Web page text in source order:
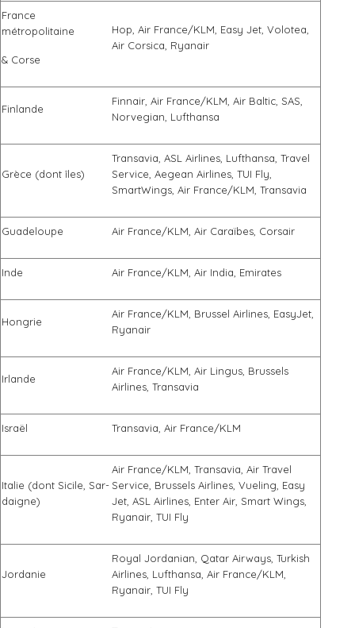
France
métropolitaine
& Corse
Hop, Air France/KLM, Easy Jet, Volotea,
Air Corsica, Ryanair
Finlande
Finnair, Air France/KLM, Air Baltic, SAS,
Norvegian, Lufthansa
Grèce (dont îles)
Transavia, ASL Airlines, Lufthansa, Travel
Service, Aegean Airlines, TUI Fly,
SmartWings, Air France/KLM, Transavia
Guadeloupe Air France/KLM, Air Caraïbes, Corsair
Inde Air France/KLM, Air India, Emirates
Hongrie
Air France/KLM, Brussel Airlines, EasyJet,
Ryanair
Irlande
Air France/KLM, Air Lingus, Brussels
Airlines, Transavia
Israël Transavia, Air France/KLM
Italie (dont Sicile, Sar-
daigne)
Air France/KLM, Transavia, Air Travel
Service, Brussels Airlines, Vueling, Easy
Jet, ASL Airlines, Enter Air, Smart Wings,
Ryanair, TUI Fly
Jordanie
Royal Jordanian, Qatar Airways, Turkish
Airlines, Lufthansa, Air France/KLM,
Ryanair, TUI Fly